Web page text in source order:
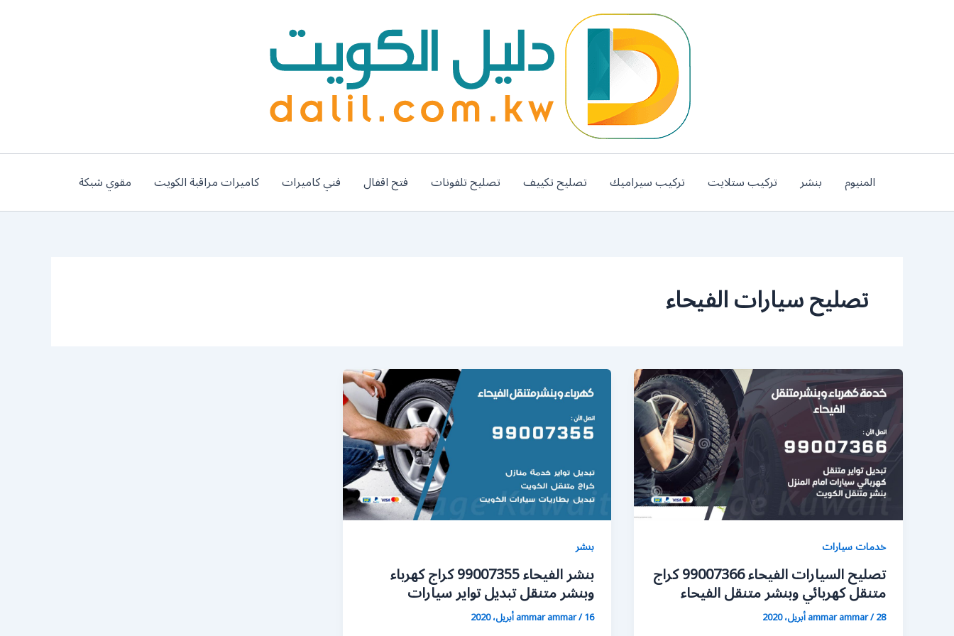
المنيوم بنشر تركيب ستلايت تركيب سيراميك تصليح تكييف تصليح تلفونات فتح اقفال فني كاميرات كاميرات مراقبة الكويت مقوي شبكة
تصليح سيارات الفيحاء
خدمات سيارات
تصليح السيارات الفيحاء 99007366 كراج
متنقل كهربائي وبنشر متنقل الفيحاء
ammar ammar/28 أبريل، 2020
بنشر
بنشر الفيحاء 99007355 كراج كهرباء
وبنشر متنقل تبديل تواير سيارات
ammar ammar/16 أبريل، 2020